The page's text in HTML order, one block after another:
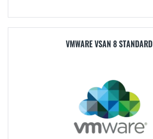
VMWARE VSAN 8 STANDARD